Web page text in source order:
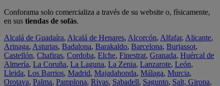
Conforama solo comercializa a través de su website o, físicamente,
en sus tiendas de sofás.
Alcalá de Guadaíra, Alcalá de Henares, Alcorcón, Alfafar, Alicante,
Arinaga, Asturias, Badalona, Barakaldo, Barcelona, Burjassot,
Castellón, Chafiras, Cordoba, Elche, Finestrat, Granada, Huércal de
Almería, La Coruña, La Laguna, La Zenia, Lanzarote, León,
Lleida, Los Barrios, Madrid, Majadahonda, Málaga, Murcia,
Orotava, Palma, Pamplona, Rivas, Sabadell, Sagunto, Salt, Girona,